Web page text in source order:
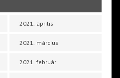
2021. április
2021. március
2021. február